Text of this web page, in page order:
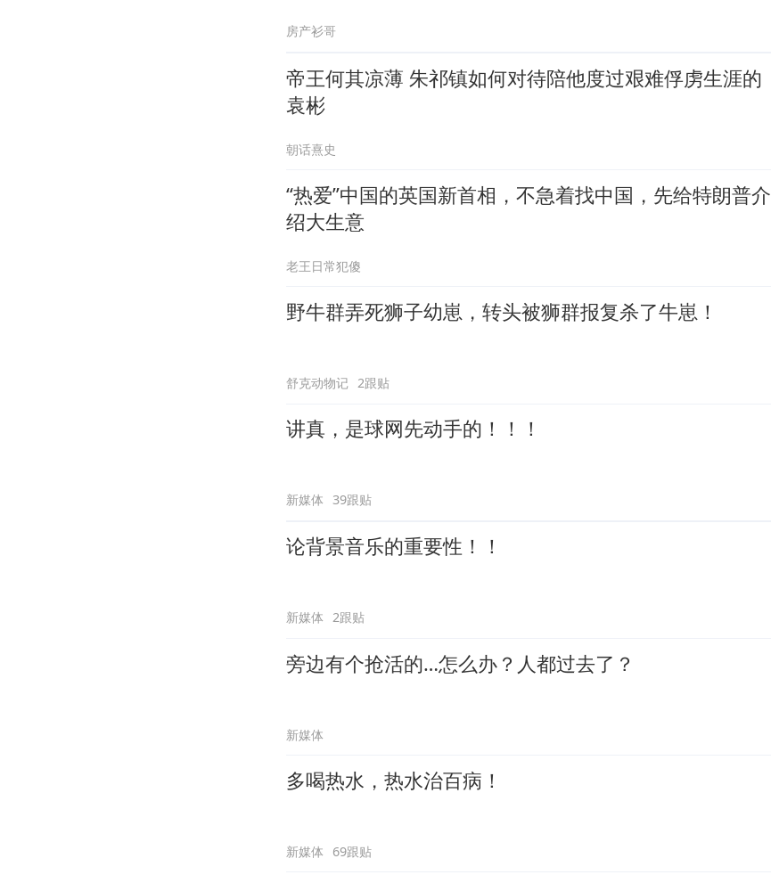
房产衫哥
帝王何其凉薄 朱祁镇如何对待陪他度过艰难俘虏生涯的
袁彬
朝话熹史
“热爱”中国的英国新首相，不急着找中国，先给特朗普介
绍大生意
老王日常犯傻
野牛群弄死狮子幼崽，转头被狮群报复杀了牛崽！
舒克动物记 2跟贴
讲真，是球网先动手的！！！
新媒体 39跟贴
论背景音乐的重要性！！
新媒体 2跟贴
旁边有个抢活的…怎么办？人都过去了？
新媒体
多喝热水，热水治百病！
新媒体 69跟贴